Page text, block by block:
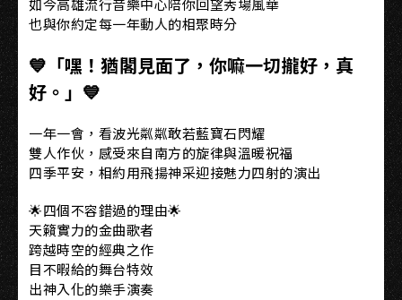
如今高雄流行音樂中心陪你回望秀場風華
也與你約定每一年動人的相聚時分
💙「嘿！猶閣見面了，你嘛一切攏好，真
好。」💙
一年一會，看波光粼粼敢若藍寶石閃耀
雙人作伙，感受來自南方的旋律與溫暖祝福
四季平安，相約用飛揚神采迎接魅力四射的演出
🌟四個不容錯過的理由🌟
天籟實力的金曲歌者
跨越時空的經典之作
目不暇給的舞台特效
出神入化的樂手演奏